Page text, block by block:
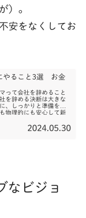
）。
安をなくしてお
やること3選 お金
って会社を辞めること
を辞める決断は大きな
、しっかりと準備をし
物理的にも安心して新
2024.05.30
なビジョ